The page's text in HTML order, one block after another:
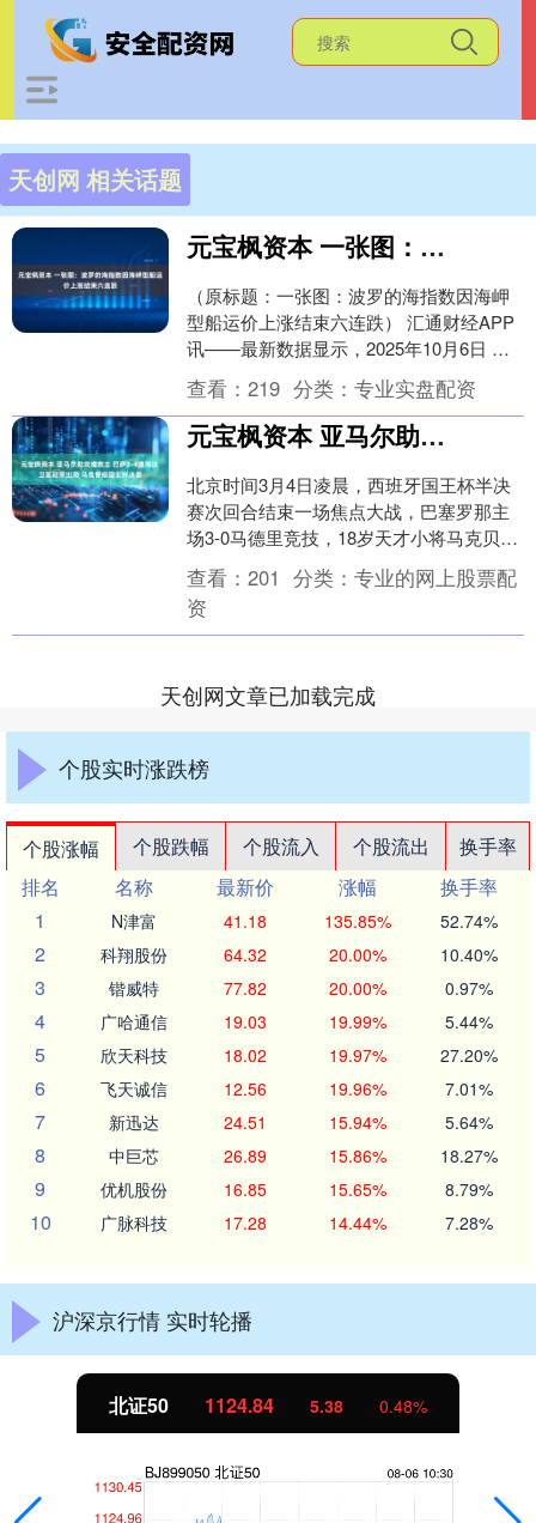
天创网 相关话题
元宝枫资本 一张图：波罗的海指数因海岬型船运价上涨结束六连跌
（原标题：一张图：波罗的海指数因海岬
型船运价上涨结束六连跌） 汇通财经APP
讯——最新数据显示，2025年10月6日 波
罗的海干散货指数(BDI)报 1932 ....
查看： 219 分类： 专业实盘配资
元宝枫资本 亚马尔助攻难救主 巴萨3-4遭淘汰 卫冕冠军出局 马竞晋级国王杯决赛
北京时间3月4日凌晨，西班牙国王杯半决
赛次回合结束一场焦点大战，巴塞罗那主
场3-0马德里竞技，18岁天才小将马克贝尔
纳尔双响，拉菲尼亚点球建功。 很遗憾的
是巴塞....
查看： 201 分类： 专业的网上股票配
资
天创网文章已加载完成
个股实时涨跌榜
个股涨幅 个股跌幅 个股流入 个股流出
换手率
排名
名称 最新价 涨幅
换手率
1
N津富 41.18 135.85% 52.74%
2 科翔股份 64.32 20.00% 10.40%
3 锴威特 77.82 20.00% 0.97%
4 广哈通信 19.03 19.99% 5.44%
5 欣天科技 18.02 19.97% 27.20%
6 飞天诚信 12.56 19.96% 7.01%
7 新迅达 24.51 15.94% 5.64%
8 中巨芯 26.89 15.86% 18.27%
9 优机股份 16.85 15.65% 8.79%
10 广脉科技 17.28 14.44% 7.28%
沪深京行情 实时轮播
北证50 1124.73 5.27 0.47%